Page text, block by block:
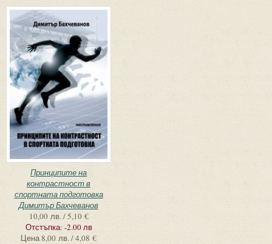
Принципите на
контрастност в
спортната подготовка
Димитър Бахчеванов
10,00 лв. / 5,10 €
Отстъпка: -2.00 лв
Цена8,00 лв. / 4,08 €